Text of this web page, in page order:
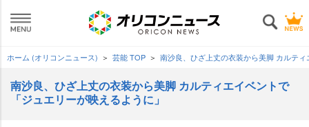
ホーム (オリコンニュース) 芸能 TOP 南沙良、ひざ上丈の衣装から美脚 カルテ
南沙良、ひざ上丈の衣装から美脚 カルティエイベントで
「ジュエリーが映えるように」